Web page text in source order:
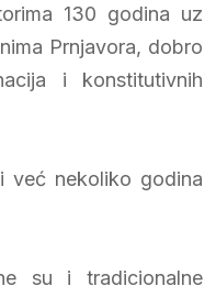
130 godina uz
Prnjavora, dobro
i konstitutivnih
već nekoliko godina
su i tradicionalne